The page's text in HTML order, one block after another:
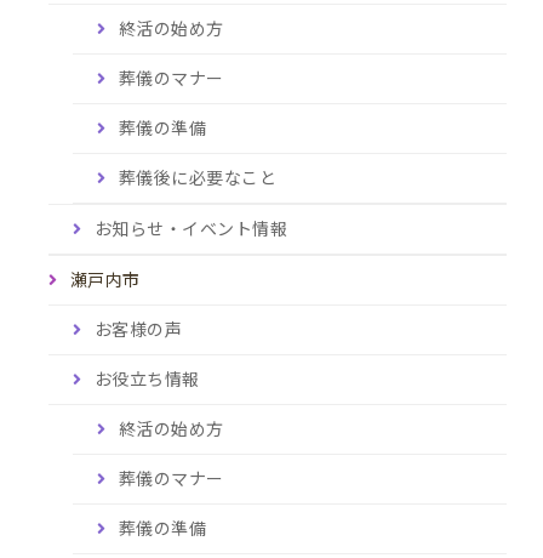
終活の始め方
葬儀のマナー
葬儀の準備
葬儀後に必要なこと
お知らせ・イベント情報
瀬戸内市
お客様の声
お役立ち情報
終活の始め方
葬儀のマナー
葬儀の準備